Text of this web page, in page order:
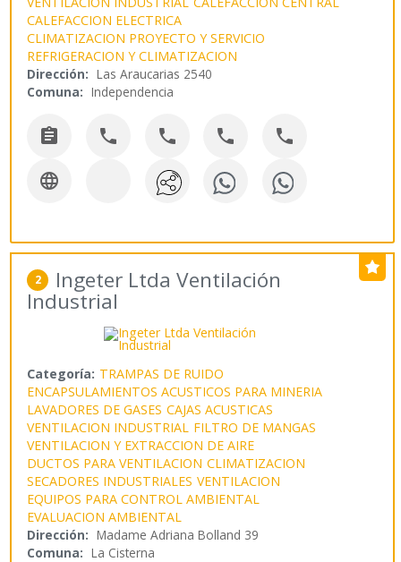
CALEFACCION ELECTRICA
CLIMATIZACION PROYECTO Y SERVICIO
REFRIGERACION Y CLIMATIZACION
Dirección: Las Araucarias 2540
Comuna: Independencia
    

2 Ingeter Ltda Ventilación
Industrial
Categoría: TRAMPAS DE RUIDO
ENCAPSULAMIENTOS ACUSTICOS PARA MINERIA
LAVADORES DE GASES CAJAS ACUSTICAS
VENTILACION INDUSTRIAL FILTRO DE MANGAS
VENTILACION Y EXTRACCION DE AIRE
DUCTOS PARA VENTILACION CLIMATIZACION
SECADORES INDUSTRIALES VENTILACION
EQUIPOS PARA CONTROL AMBIENTAL
EVALUACION AMBIENTAL
Dirección: Madame Adriana Bolland 39
Comuna: La Cisterna